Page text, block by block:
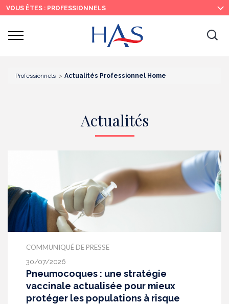
Recherche
Menu
principal
Contenu
principal
VOUS ÊTES : PROFESSIONNELS
Ouvrir
Professionnels Actualités Professionnel Home
Actualités
COMMUNIQUÉ DE PRESSE
30/07/2026
Pneumocoques : une stratégie
vaccinale actualisée pour mieux
protéger les populations à risque